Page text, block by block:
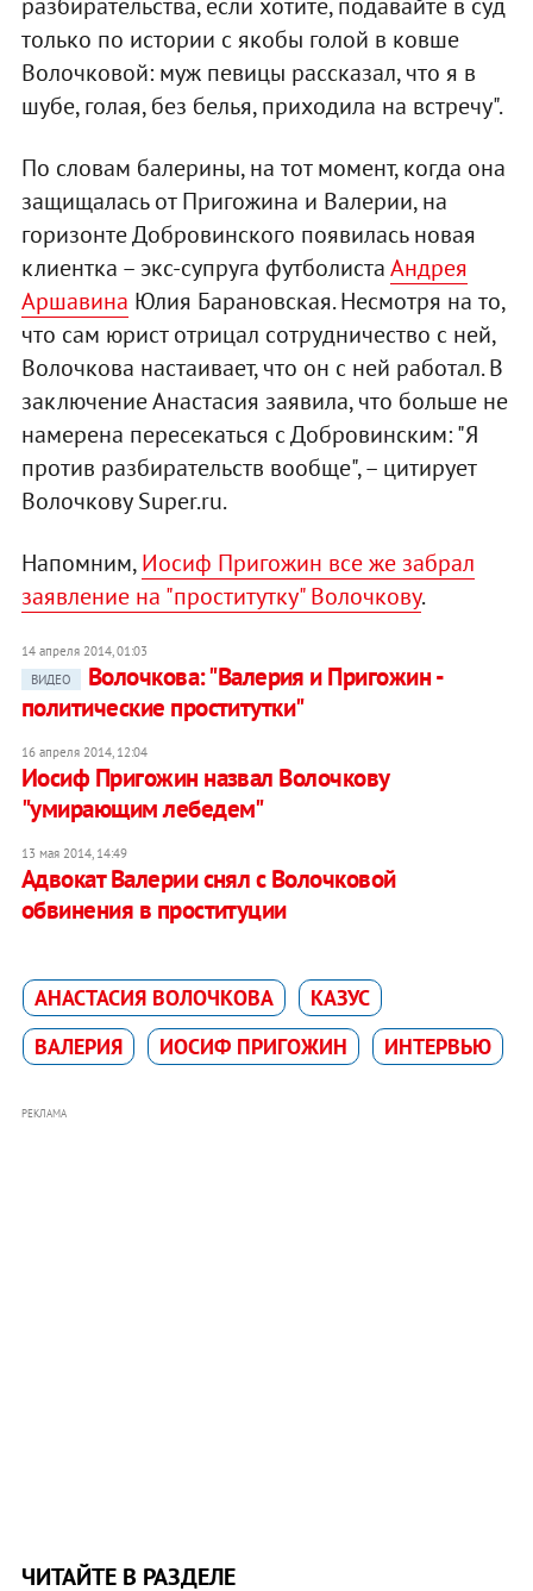
только по истории с якобы голой в ковше
Волочковой: муж певицы рассказал, что я в
шубе, голая, без белья, приходила на встречу".
По словам балерины, на тот момент, когда она
защищалась от Пригожина и Валерии, на
горизонте Добровинского появилась новая
клиентка – экс-супруга футболистаАндрея
Аршавина Юлия Барановская. Несмотря на то,
что сам юрист отрицал сотрудничество с ней,
Волочкова настаивает, что он с ней работал. В
заключение Анастасия заявила, что больше не
намерена пересекаться с Добровинским: "Я
против разбирательств вообще", – цитирует
Волочкову Super.ru.
Напомним,Иосиф Пригожин все же забрал
заявление на "проститутку" Волочкову.
14 апреля 2014, 01:03
ВИДЕО
Волочкова: "Валерия и Пригожин -
политические проститутки"
16 апреля 2014, 12:04
Иосиф Пригожин назвал Волочкову
"умирающим лебедем"
13 мая 2014, 14:49
Адвокат Валерии снял с Волочковой
обвинения в проституции
АНАСТАСИЯ ВОЛОЧКОВА
КАЗУС
ВАЛЕРИЯ
ИОСИФ ПРИГОЖИН ИНТЕРВЬЮ
РЕКЛАМА
ЧИТАЙТЕ В РАЗДЕЛЕ